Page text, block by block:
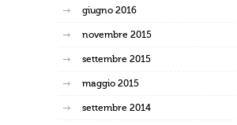
giugno 2016
novembre 2015
settembre 2015
maggio 2015
settembre 2014